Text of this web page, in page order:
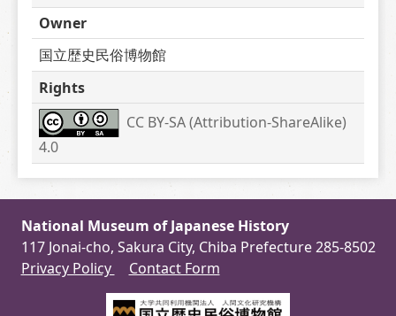
Owner
国立歴史民俗博物館
Rights
CC BY-SA (Attribution-ShareAlike)
4.0
National Museum of Japanese History
117 Jonai-cho, Sakura City, Chiba Prefecture 285-8502
Privacy Policy
Contact Form